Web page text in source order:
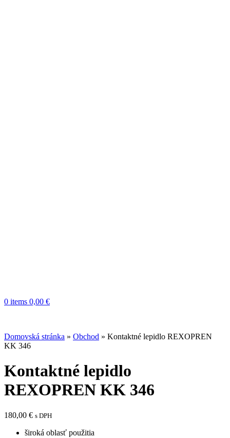
0 items 0,00 €
Domovská stránka » Obchod » Kontaktné lepidlo REXOPREN
KK 346
Kontaktné lepidlo
REXOPREN KK 346
180,00 € s DPH
široká oblasť použitia